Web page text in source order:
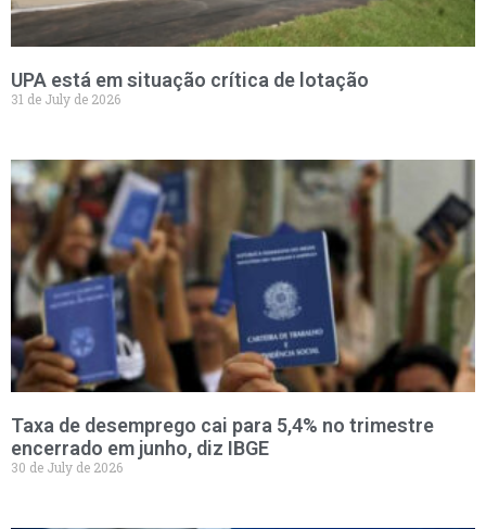
UPA está em situação crítica de lotação
31 de July de 2026
Taxa de desemprego cai para 5,4% no trimestre
encerrado em junho, diz IBGE
30 de July de 2026